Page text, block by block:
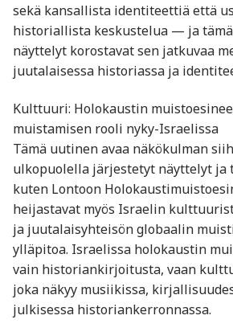
sekä kansallista identiteettiä että
historiallista keskustelua — ja
näyttelyt korostavat sen jatkuvaa
juutalaisessa historiassa ja
Kulttuuri: Holokaustin
muistamisen rooli nyky-Israelissa
Tämä uutinen avaa näkökulman
ulkopuolella järjestetyt näyttelyt
kuten Lontoon
heijastavat myös Israelin
ja juutalaisyhteisön globaalin
ylläpitoa. Israelissa holokaustin
vain historiankirjoitusta, vaan
joka näkyy musiikissa,
julkisessa historiankerronnassa.